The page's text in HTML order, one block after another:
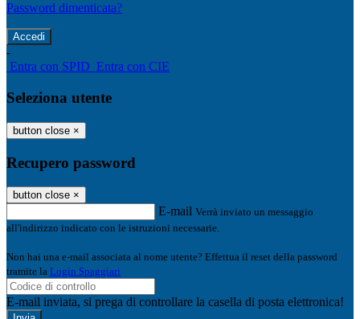
Password dimenticata?
-
Entra con SPID Entra con CIE
Seleziona utente
button close ×
Recupero password
button close ×
E-mail Verrà inviato un messaggio
all'indirizzo indicato con le istruzioni necessarie.
Non hai una e-mail associata al nome utente? Effettua il reset della password
tramite la Login Spaggiari
E-mail inviata, si prega di controllare la casella di posta elettronica!